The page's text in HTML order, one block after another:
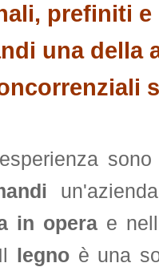
prefiniti e
una della
in opera e
legnoè una